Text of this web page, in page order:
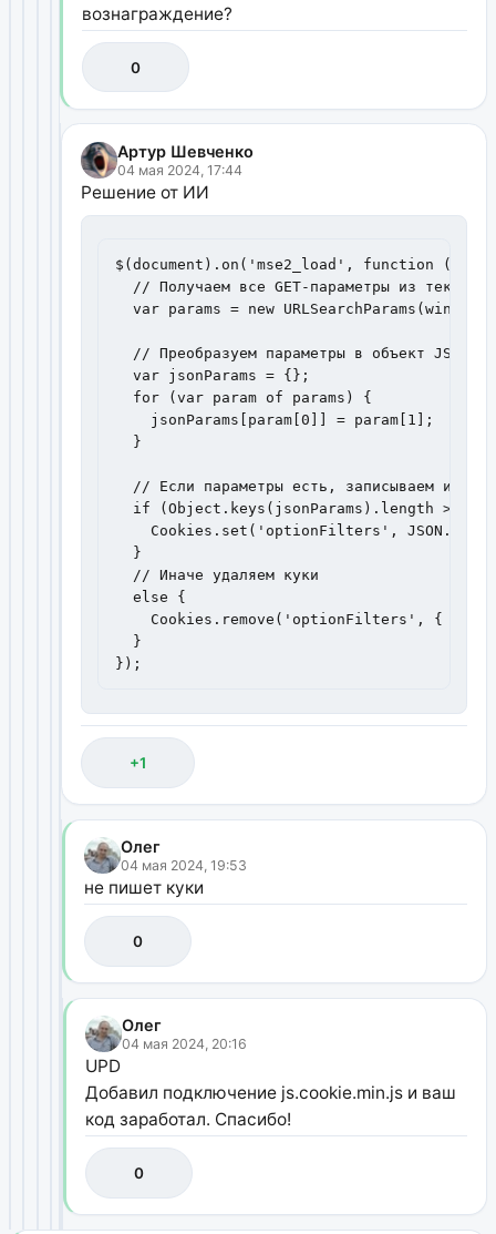
вознаграждение?
0
Артур Шевченко
04 мая 2024, 17:44
Решение от ИИ
$(document).on('mse2_load', function (e,
// Получаем все GET-параметры из
var params = new
  // Преобразуем параметры в объект JSON
  var jsonParams = {};
  for (var param of params) {
    jsonParams[param[0]] = param[1];
  }
// Если параметры есть, записываем их в
  if (Object.keys(jsonParams).length > 0) {
Cookies.set('optionFilters',
  }
  // Иначе удаляем куки
  else {
Cookies.remove('optionFilters', {
  }
});
+1
Олег
04 мая 2024, 19:53
не пишет куки
0
Олег
04 мая 2024, 20:16
UPD
Добавил подключение js.cookie.min.js и ваш
код заработал. Спасибо!
0